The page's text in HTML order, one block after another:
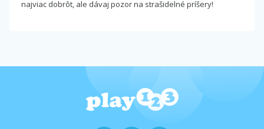
najviac dobrôt, ale dávaj pozor na strašidelné príšery!